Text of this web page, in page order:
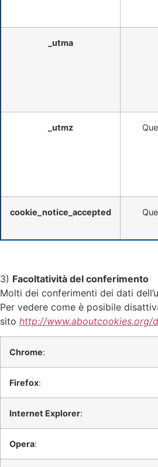
_utma
_utmz
cookie_notice_accepted
3) Facoltatività del conferimento
Molti dei conferimenti dei dati
Per vedere come è posibile
sito http://www.aboutcookies.org/
Chrome:
Firefox:
Internet Explorer:
Opera: